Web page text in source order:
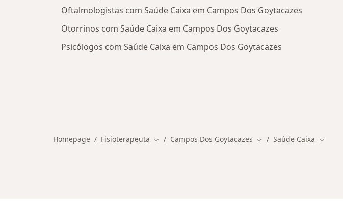
Oftalmologistas com Saúde Caixa em Campos Dos Goytacazes
Otorrinos com Saúde Caixa em Campos Dos Goytacazes
Psicólogos com Saúde Caixa em Campos Dos Goytacazes
Homepage Fisioterapeuta Mudar de cidade
Campos Dos Goytacazes Mudar de cidade
Saúde Caixa Mudar